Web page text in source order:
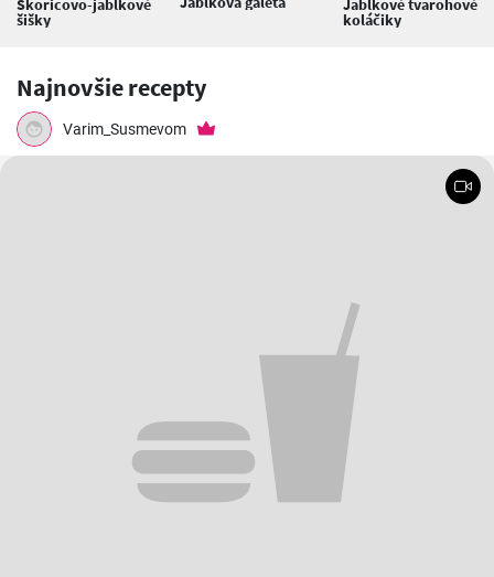
Škoricovo-jablkové
šišky
Jablkové tvarohové
koláčiky
Najnovšie recepty
Varim_Susmevom